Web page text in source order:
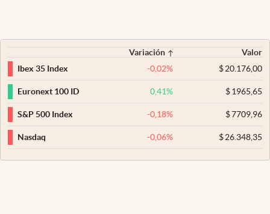
Variación
Valor
Ibex 35 Index
-0,02% $20.176,00
Euronext 100 ID 0,41% $1965,65
S&P 500 Index -0,18% $7709,96
Nasdaq -0,06% $26.348,35